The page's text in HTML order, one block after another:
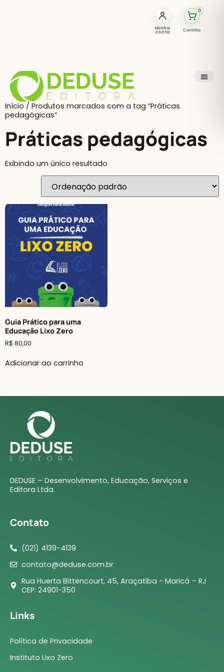
Minha
conta Carrinho
0
Início / Produtos marcados com a tag “Práticas
pedagógicas”
Práticas pedagógicas
Exibindo um único resultado
Guia Prático para uma
Educação Lixo Zero
R$ 80,00
Adicionar ao carrinho
DEDUSE – Desenvolvimento, Educação, Serviços e
Editora Ltda.
Contato
(021) 4139-4139
contato@deduse.com.br
Rua Huerta Bittencourt, 45, Araçatiba - Maricá – RJ
CEP: 24901-350
Links
Política de Privacidade
Instituto Lixo Zero